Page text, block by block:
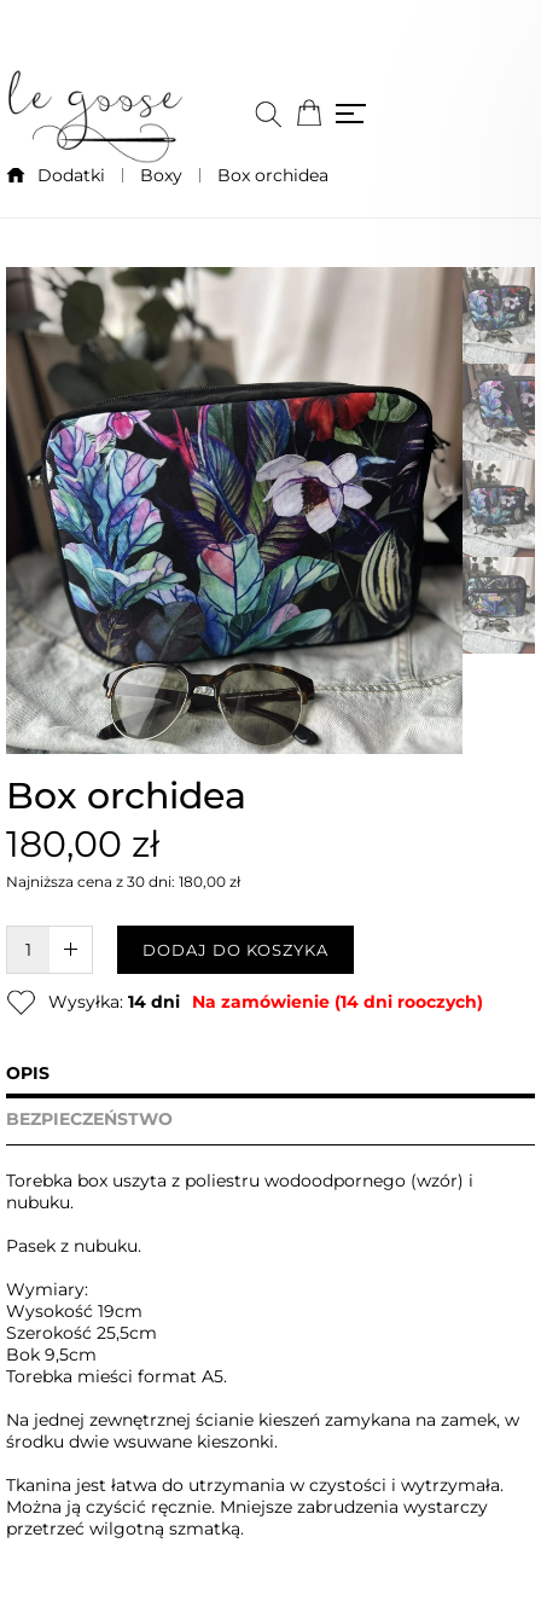
Dodatki Boxy Box orchidea
Box orchidea
180,00 zł
Najniższa cena z 30 dni: 180,00 zł
W KOSZYKU :)DODAJ DO KOSZYKA
Wysyłka: 14 dni Na zamówienie (14 dni rooczych)
OPIS
BEZPIECZEŃSTWO
Torebka box uszyta z poliestru wodoodpornego (wzór) i
nubuku.
Pasek z nubuku.
Wymiary:
Wysokość 19cm
Szerokość 25,5cm
Bok 9,5cm
Torebka mieści format A5.
Na jednej zewnętrznej ścianie kieszeń zamykana na zamek, w
środku dwie wsuwane kieszonki.
Tkanina jest łatwa do utrzymania w czystości i wytrzymała.
Można ją czyścić ręcznie. Mniejsze zabrudzenia wystarczy
przetrzeć wilgotną szmatką.